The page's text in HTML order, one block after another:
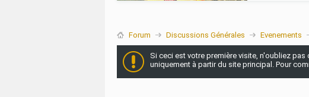
Forum Discussions Générales Evenements
Si ceci est votre première visite, n'oubliez
uniquement à partir du site principal. Pour